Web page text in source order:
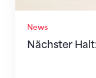
News
Nächster